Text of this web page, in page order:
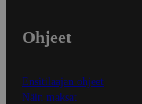
Ohjeet
Ensitilaajan ohjeet
Näin maksat